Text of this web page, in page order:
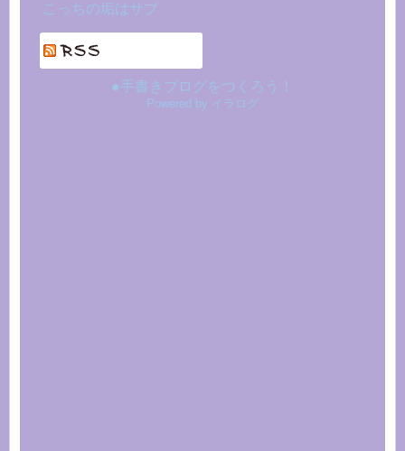
こっちの垢はサブ
●手書きブログをつくろう！
Powered by イラログ